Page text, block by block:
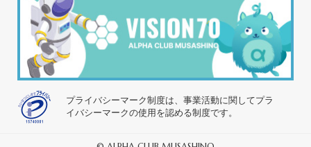
プライバシーマーク制度は、事業活動に関してプラ
イバシーマークの使用を認める制度です。